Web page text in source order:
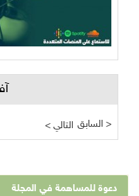
< التالي السابق >
دعوة للمساهمة في المجلة